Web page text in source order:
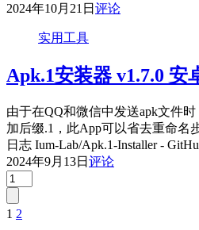
2024年10月21日 评论
实用工具
Apk.1安装器 v1.7.0 安
由于在QQ和微信中发送apk文件
加后缀.1，此App可以省去重命名
日志 Ium-Lab/Apk.1-Installer -
2024年9月13日 评论
文
1 2